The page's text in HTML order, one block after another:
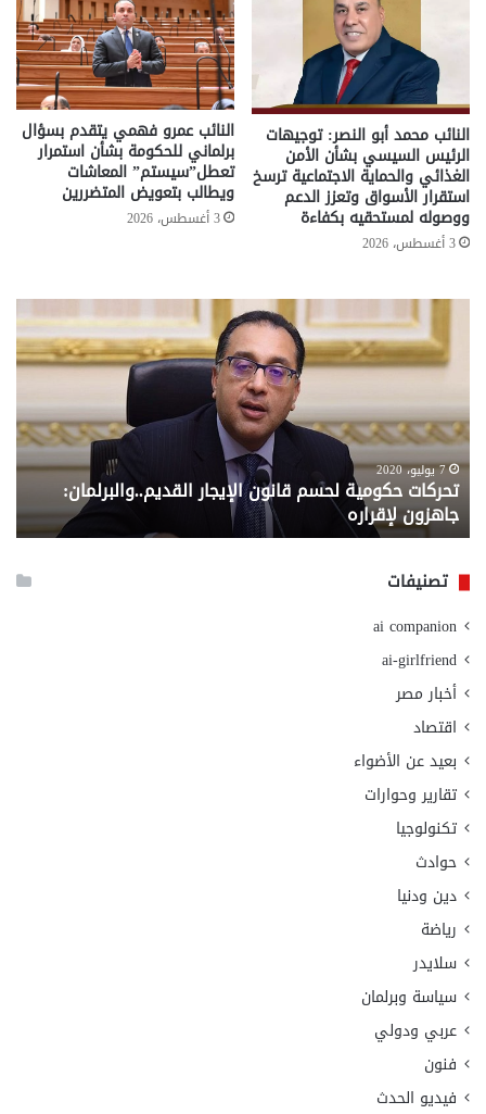
النائب محمد أبو النصر: توجيهات
الرئيس السيسي بشأن الأمن
الغذائي والحماية الاجتماعية ترسخ
استقرار الأسواق وتعزز الدعم
ووصوله لمستحقيه بكفاءة
3 أغسطس، 2026
النائب عمرو فهمي يتقدم بسؤال
برلماني للحكومة بشأن استمرار
تعطل”سيستم” المعاشات
ويطالب بتعويض المتضررين
3 أغسطس، 2026
تحركات
حكومية
لحسم
قانون
القديم..والبرلمان:
جاهزون
لإقراره
7 يوليو، 2020
تحركات حكومية لحسم قانون الإيجار القديم..والبرلمان:
جاهزون لإقراره
..
من
تصنيفات
ai companion
ai-girlfriend
أخبار مصر
اقتصاد
بعيد عن الأضواء
تقارير وحوارات
تكنولوجيا
حوادث
دين ودنيا
رياضة
سلايدر
سياسة وبرلمان
عربي ودولي
فنون
فيديو الحدث